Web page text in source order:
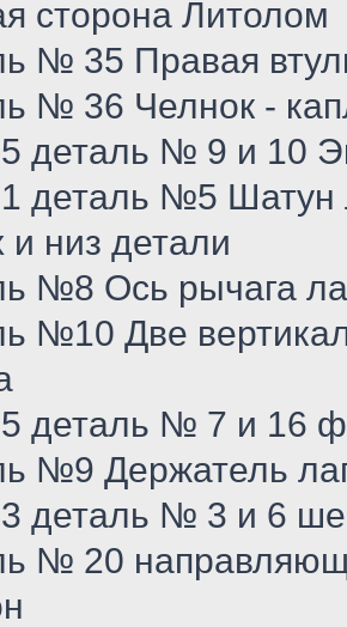
сторона Литолом
№ 35 Правая
№ 36 Челнок -
деталь № 9 и 10
деталь №5 Шатун
и низ детали
№8 Ось рычага
№10 Две
деталь № 7 и 16
№9 Держатель
деталь № 3 и 6
№ 20